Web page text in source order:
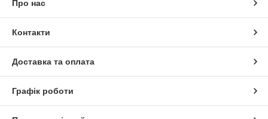
Про нас
Контакти
Доставка та оплата
Графік роботи